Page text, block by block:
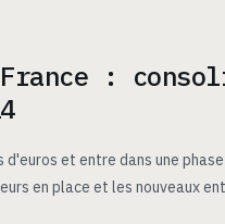
France :
et entre dans une
en place et les nouveaux